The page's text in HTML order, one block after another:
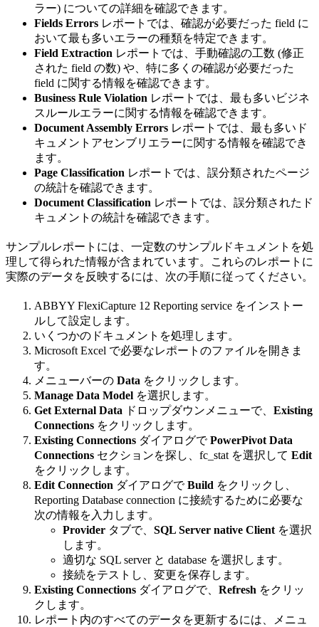
ラー) についての詳細を確認できます。
Fields Errors レポートでは、確認が必要だった field に
おいて最も多いエラーの種類を特定できます。
Field Extraction レポートでは、手動確認の工数 (修正
された field の数) や、特に多くの確認が必要だった
field に関する情報を確認できます。
Business Rule Violation レポートでは、最も多いビジネ
スルールエラーに関する情報を確認できます。
Document Assembly Errors レポートでは、最も多いド
キュメントアセンブリエラーに関する情報を確認でき
ます。
Page Classification レポートでは、誤分類されたページ
の統計を確認できます。
Document Classification レポートでは、誤分類されたド
キュメントの統計を確認できます。
サンプルレポートには、一定数のサンプルドキュメントを処
理して得られた情報が含まれています。これらのレポートに
実際のデータを反映するには、次の手順に従ってください。
ABBYY FlexiCapture 12 Reporting service をインストー
ルして設定します。
いくつかのドキュメントを処理します。
Microsoft Excel で必要なレポートのファイルを開きま
す。
メニューバーの Data をクリックします。
Manage Data Model を選択します。
Get External Data ドロップダウンメニューで、 Existing
Connections をクリックします。
Existing Connections ダイアログでPowerPivot Data
Connections セクションを探し、fc_stat を選択して Edit
をクリックします。
Edit Connection ダイアログでBuild をクリックし、
Reporting Database connection に接続するために必要な
次の情報を入力します。
Provider タブで、 SQL Server native Client を選択
します。
適切な SQL server と database を選択します。
接続をテストし、変更を保存します。
Existing Connections ダイアログで、 Refresh をクリッ
クします。
レポート内のすべてのデータを更新するには、メニュ